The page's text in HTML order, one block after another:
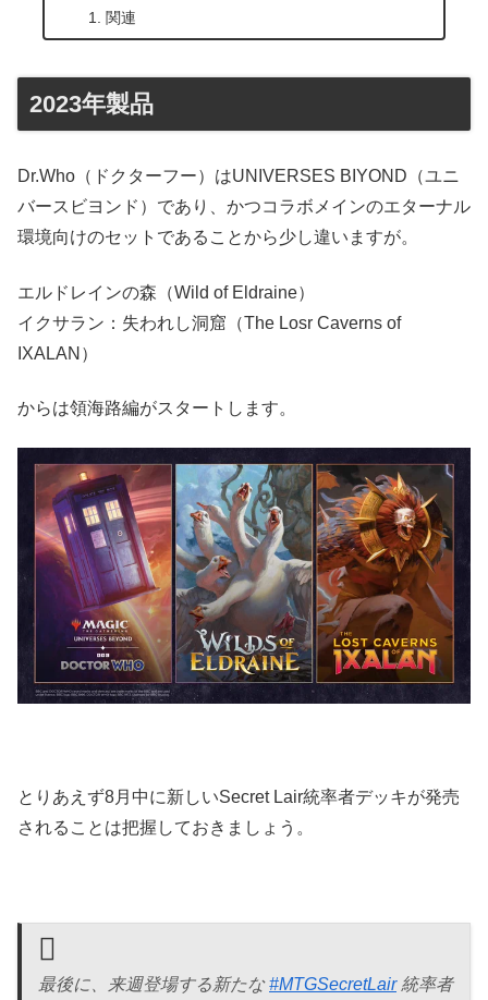
関連
2023年製品
Dr.Who（ドクターフー）はUNIVERSES BIYOND（ユニ
バースビヨンド）であり、かつコラボメインのエターナル
環境向けのセットであることから少し違いますが。
エルドレインの森（Wild of Eldraine）
イクサラン：失われし洞窟（The Losr Caverns of
IXALAN）
からは領海路編がスタートします。
とりあえず8月中に新しいSecret Lair統率者デッキが発売
されることは把握しておきましょう。
最後に、来週登場する新たな#MTGSecretLair統率者